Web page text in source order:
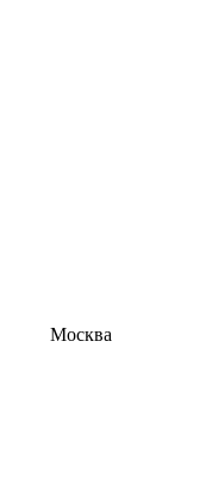
Москва